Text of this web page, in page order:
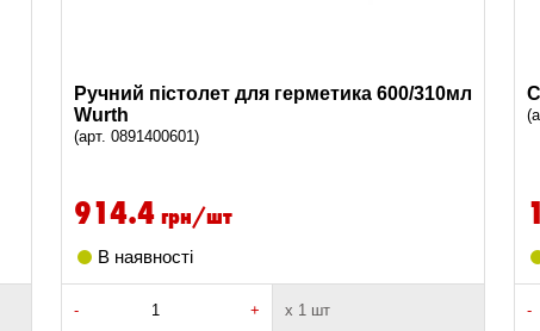
Ручний пістолет для герметика 600/310мл
Wurth
(арт. 0891400601)
914.4 грн/шт
В наявності
- + х 1 шт -